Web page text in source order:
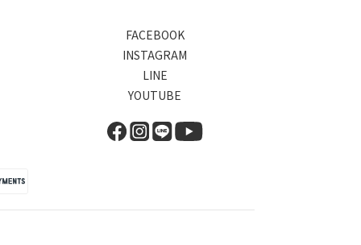
FACEBOOK
INSTAGRAM
LINE
YOUTUBE